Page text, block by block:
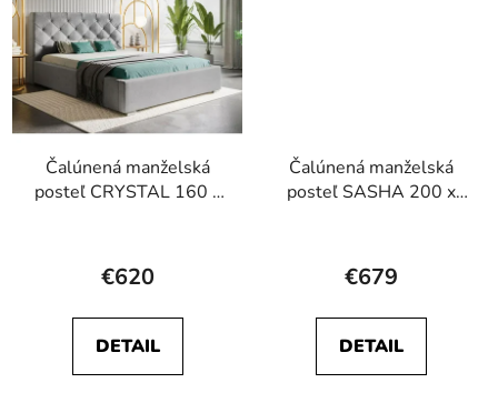
Čalúnená manželská
posteľ CRYSTAL 160 x
€620
DETAIL
Čalúnená manželská
posteľ SASHA 200 x
hodnotenie
je
5,0
€679
DETAIL